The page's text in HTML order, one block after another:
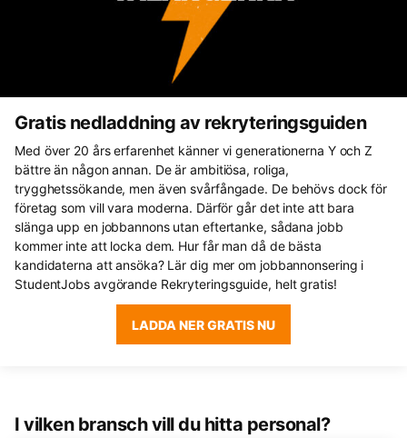
Gratis nedladdning av rekryteringsguiden
Med över 20 års erfarenhet känner vi generationerna Y och Z
bättre än någon annan. De är ambitiösa, roliga,
trygghetssökande, men även svårfångade. De behövs dock för
företag som vill vara moderna. Därför går det inte att bara
slänga upp en jobbannons utan eftertanke, sådana jobb
kommer inte att locka dem. Hur får man då de bästa
kandidaterna att ansöka? Lär dig mer om jobbannonsering i
StudentJobs avgörande Rekryteringsguide, helt gratis!
LADDA NER GRATIS NU
I vilken bransch vill du hitta personal?